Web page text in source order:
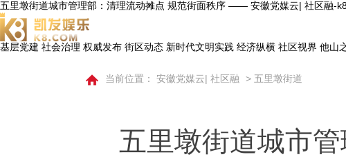
五里墩街道城市管理部：清理流动摊点 规范街面秩序 —— 安徽党媒云| 社区融-
基层党建 社会治理 权威发布 街区动态 新时代文明实践 经济纵横 社区视界 他山
当前位置： 安徽党媒云| 社区融 > 五里墩街道
五里墩街道城市